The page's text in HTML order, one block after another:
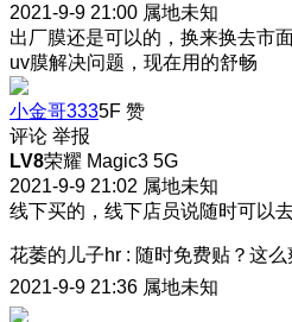
2021-9-9 21:00 属地未知
出厂膜还是可以的，换来换去市
uv膜解决问题，现在用的舒畅
小金哥3335F 赞
评论 举报
LV8荣耀 Magic3 5G
2021-9-9 21:02 属地未知
线下买的，线下店员说随时可以
花萎的儿子hr : 随时免费贴？这么
2021-9-9 21:36 属地未知